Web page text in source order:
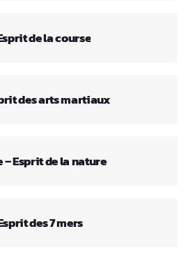
de la course
des arts martiaux
– Esprit de la nature
des 7 mers